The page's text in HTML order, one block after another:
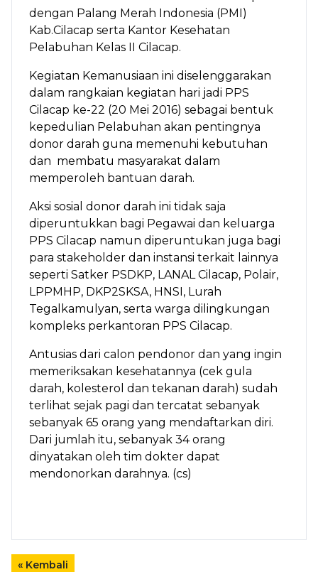
dengan Palang Merah Indonesia (PMI)
Kab.Cilacap serta Kantor Kesehatan
Pelabuhan Kelas II Cilacap.
Kegiatan Kemanusiaan ini diselenggarakan
dalam rangkaian kegiatan hari jadi PPS
Cilacap ke-22 (20 Mei 2016) sebagai bentuk
kepedulian Pelabuhan akan pentingnya
donor darah guna memenuhi kebutuhan
dan membatu masyarakat dalam
memperoleh bantuan darah.
Aksi sosial donor darah ini tidak saja
diperuntukkan bagi Pegawai dan keluarga
PPS Cilacap namun diperuntukan juga bagi
para stakeholder dan instansi terkait lainnya
seperti Satker PSDKP, LANAL Cilacap, Polair,
LPPMHP, DKP2SKSA, HNSI, Lurah
Tegalkamulyan, serta warga dilingkungan
kompleks perkantoran PPS Cilacap.
Antusias dari calon pendonor dan yang ingin
memeriksakan kesehatannya (cek gula
darah, kolesterol dan tekanan darah) sudah
terlihat sejak pagi dan tercatat sebanyak
sebanyak 65 orang yang mendaftarkan diri.
Dari jumlah itu, sebanyak 34 orang
dinyatakan oleh tim dokter dapat
mendonorkan darahnya. (cs)
« Kembali